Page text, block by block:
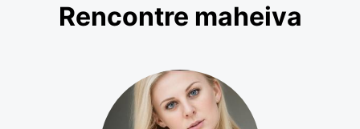
Rencontre maheiva